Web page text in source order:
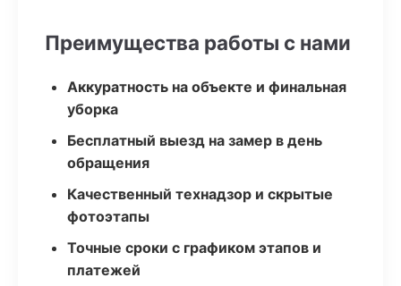
Преимущества работы с нами
Аккуратность на объекте и финальная
уборка
Бесплатный выезд на замер в день
обращения
Качественный технадзор и скрытые
фотоэтапы
Точные сроки с графиком этапов и
платежей